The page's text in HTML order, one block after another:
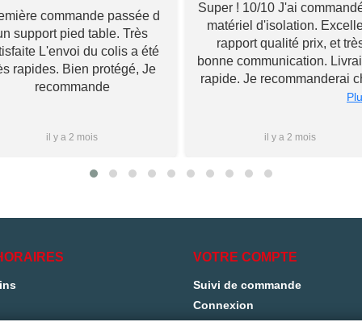
commande passée d
support pied table. Très
L'envoi du colis a été
rapides. Bien protégé, Je
recommande
il y a 2 mois
Super ! 10/10 J'ai
matériel d'isolation.
rapport qualité prix, et
bonne communication.
rapide. Je recommanderai
Toupourvan ! Merci bcp
il y a 2 mois
VOTRE COMPTE
Suivi de commande
Connexion